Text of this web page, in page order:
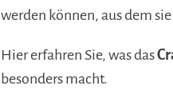
werden können, aus dem
Hier erfahren Sie, was das
besonders macht.